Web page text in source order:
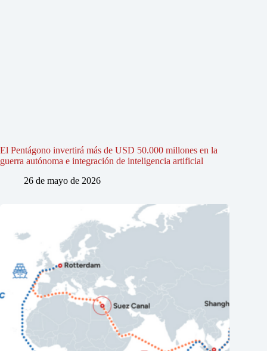
El Pentágono invertirá más de USD 50.000 millones en la
guerra autónoma e integración de inteligencia artificial
26 de mayo de 2026